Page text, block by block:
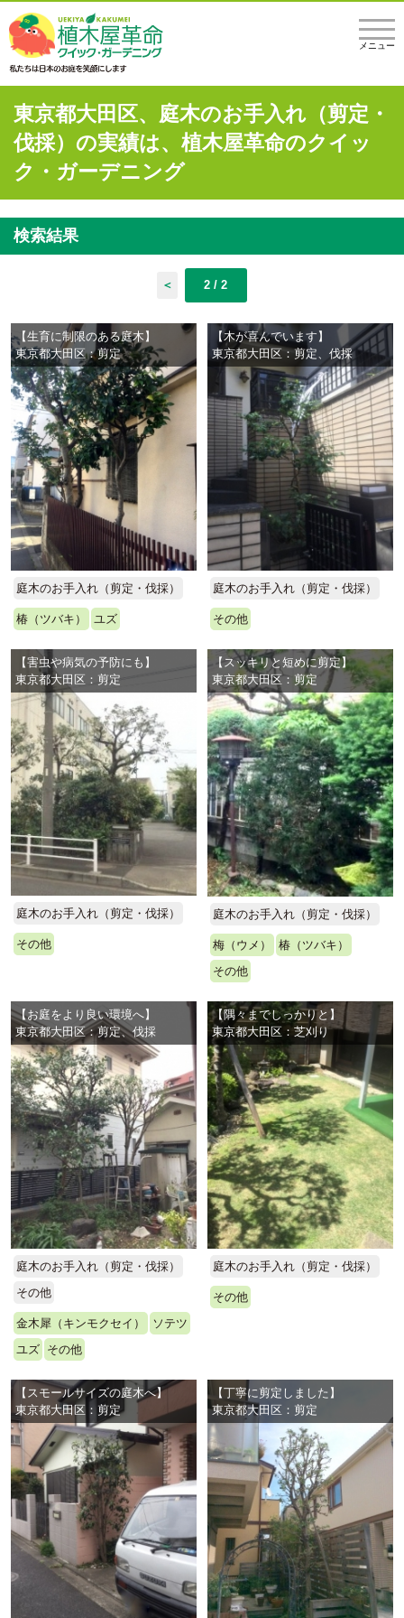
メニュー
東京都大田区、庭木のお手入れ（剪定・
伐採）の実績は、植木屋革命のクイッ
ク・ガーデニング
検索結果
＜ 2 / 2
【生育に制限のある庭木】
東京都大田区：剪定
庭木のお手入れ（剪定・伐採）
椿（ツバキ） ユズ
【木が喜んでいます】
東京都大田区：剪定、伐採
庭木のお手入れ（剪定・伐採）
その他
【害虫や病気の予防にも】
東京都大田区：剪定
庭木のお手入れ（剪定・伐採）
その他
【スッキリと短めに剪定】
東京都大田区：剪定
庭木のお手入れ（剪定・伐採）
梅（ウメ）
椿（ツバキ）
その他
【お庭をより良い環境へ】
東京都大田区：剪定、伐採
庭木のお手入れ（剪定・伐採）
その他
金木犀（キンモクセイ）
ソテツ
ユズ その他
【隅々までしっかりと】
東京都大田区：芝刈り
庭木のお手入れ（剪定・伐採）
その他
【スモールサイズの庭木へ】
東京都大田区：剪定
【丁寧に剪定しました】
東京都大田区：剪定